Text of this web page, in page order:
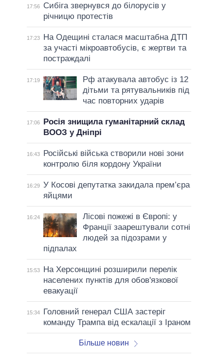
17:56
Сибіга звернувся до білорусів у
річницю протестів
17:23
На Одещині сталася масштабна ДТП
за участі мікроавтобусів, є жертви та
постраждалі
17:19
Рф атакувала автобус із 12
дітьми та рятувальників під
час повторних ударів
17:06
Росія знищила гуманітарний склад
ВООЗ у Дніпрі
16:43
Російські війська створили нові зони
контролю біля кордону України
16:29 У Косові депутатка закидала прем’єра
яйцями
16:24
Лісові пожежі в Європі: у
Франції заарештували сотні
людей за підозрами у
підпалах
15:53
На Херсонщині розширили перелік
населених пунктів для обов'язкової
евакуації
15:34
Головний генерал США застеріг
команду Трампа від ескалації з Іраном
Більше новин